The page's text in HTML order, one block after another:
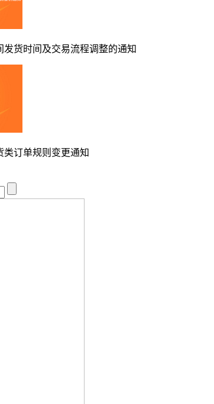
发货时间及交易流程调整的通知
类订单规则变更通知